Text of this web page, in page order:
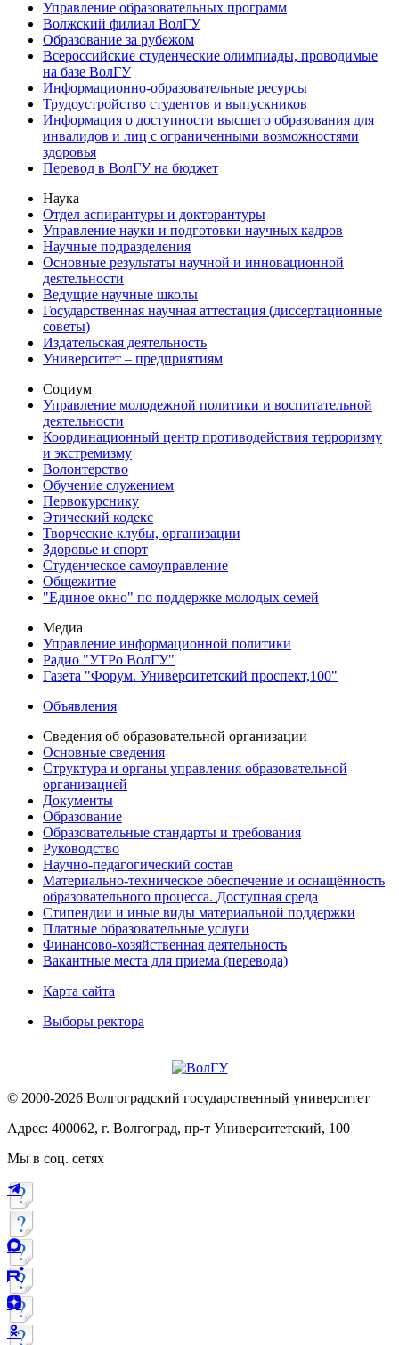
Управление образовательных программ
Волжский филиал ВолГУ
Образование за рубежом
Всероссийские студенческие олимпиады, проводимые
на базе ВолГУ
Информационно-образовательные ресурсы
Трудоустройство студентов и выпускников
Информация о доступности высшего образования для
инвалидов и лиц с ограниченными возможностями
здоровья
Перевод в ВолГУ на бюджет
Наука
Отдел аспирантуры и докторантуры
Управление науки и подготовки научных кадров
Научные подразделения
Основные результаты научной и инновационной
деятельности
Ведущие научные школы
Государственная научная аттестация (диссертационные
советы)
Издательская деятельность
Университет – предприятиям
Социум
Управление молодежной политики и воспитательной
деятельности
Координационный центр противодействия терроризму
и экстремизму
Волонтерство
Обучение служением
Первокурснику
Этический кодекс
Творческие клубы, организации
Здоровье и спорт
Студенческое самоуправление
Общежитие
"Единое окно" по поддержке молодых семей
Медиа
Управление информационной политики
Радио "УТРо ВолГУ"
Газета "Форум. Университетский проспект,100"
Объявления
Сведения об образовательной организации
Основные сведения
Структура и органы управления образовательной
организацией
Документы
Образование
Образовательные стандарты и требования
Руководство
Научно-педагогический состав
Материально-техническое обеспечение и оснащённость
образовательного процесса. Доступная среда
Стипендии и иные виды материальной поддержки
Платные образовательные услуги
Финансово-хозяйственная деятельность
Вакантные места для приема (перевода)
Карта сайта
Выборы ректора
© 2000-2026 Волгоградский государственный университет
Адрес: 400062, г. Волгоград, пр-т Университетский, 100
Мы в соц. сетях